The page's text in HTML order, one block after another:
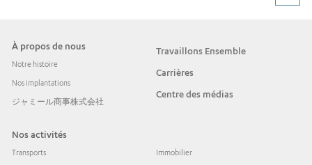
À propos de nous
Notre histoire
Nos implantations
ジャミール商事株式会社
Travaillons Ensemble
Carrières
Centre des médias
Nos activités
Transports Immobilier